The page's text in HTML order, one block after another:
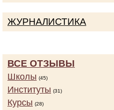
ЖУРНАЛИСТИКА
ВСЕ ОТЗЫВЫ
Школы (45)
Институты (31)
Курсы (28)